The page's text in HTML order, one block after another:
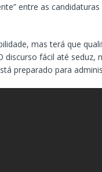
entre as
mas terá que
discurso fácil até seduz,
preparado para